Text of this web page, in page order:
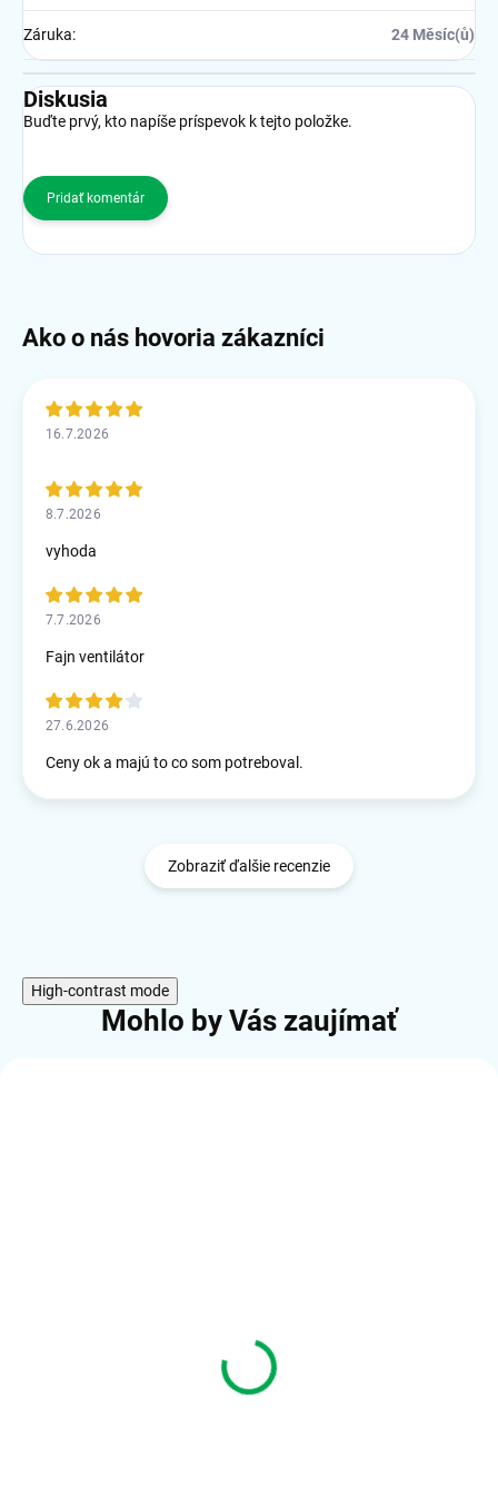
Záruka: 24 Měsíc(ů)
Diskusia
Buďte prvý, kto napíše príspevok k tejto položke.
Pridať komentár
16.7.2026
8.7.2026
vyhoda
7.7.2026
Fajn ventilátor
27.6.2026
Ceny ok a majú to co som potreboval.
Zobraziť ďalšie recenzie
High-contrast mode
Mohlo by Vás zaujímať
C-TECH Bluetooth adaptér BTD-01,